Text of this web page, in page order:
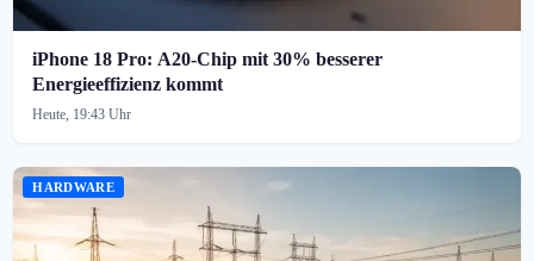
iPhone 18 Pro: A20-Chip mit 30% besserer
Energieeffizienz kommt
Heute, 19:43 Uhr
HARDWARE